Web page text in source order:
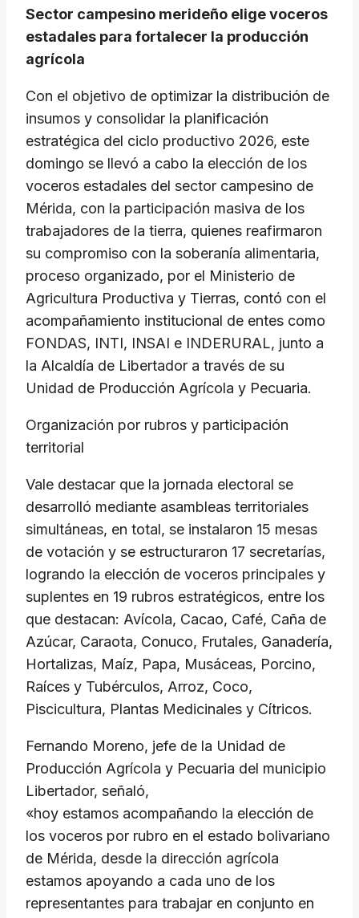
Sector campesino merideño elige voceros
estadales para fortalecer la producción
agrícola
Con el objetivo de optimizar la distribución de
insumos y consolidar la planificación
estratégica del ciclo productivo 2026, este
domingo se llevó a cabo la elección de los
voceros estadales del sector campesino de
Mérida, con la participación masiva de los
trabajadores de la tierra, quienes reafirmaron
su compromiso con la soberanía alimentaria,
proceso organizado, por el Ministerio de
Agricultura Productiva y Tierras, contó con el
acompañamiento institucional de entes como
FONDAS, INTI, INSAI e INDERURAL, junto a
la Alcaldía de Libertador a través de su
Unidad de Producción Agrícola y Pecuaria.
Organización por rubros y participación
territorial
Vale destacar que la jornada electoral se
desarrolló mediante asambleas territoriales
simultáneas, en total, se instalaron 15 mesas
de votación y se estructuraron 17 secretarías,
logrando la elección de voceros principales y
suplentes en 19 rubros estratégicos, entre los
que destacan: Avícola, Cacao, Café, Caña de
Azúcar, Caraota, Conuco, Frutales, Ganadería,
Hortalizas, Maíz, Papa, Musáceas, Porcino,
Raíces y Tubérculos, Arroz, Coco,
Piscicultura, Plantas Medicinales y Cítricos.
Fernando Moreno, jefe de la Unidad de
Producción Agrícola y Pecuaria del municipio
Libertador, señaló,
«hoy estamos acompañando la elección de
los voceros por rubro en el estado bolivariano
de Mérida, desde la dirección agrícola
estamos apoyando a cada uno de los
representantes para trabajar en conjunto en